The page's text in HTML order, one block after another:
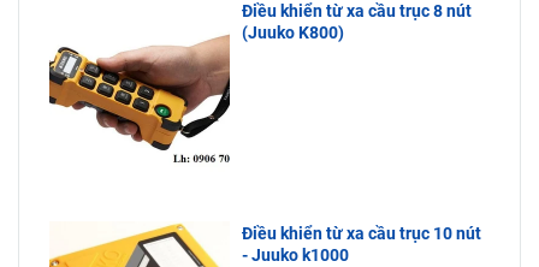
Điều khiển từ xa cầu trục 8 nút
(Juuko K800)
Điều khiển từ xa cầu trục 10 nút
- Juuko k1000